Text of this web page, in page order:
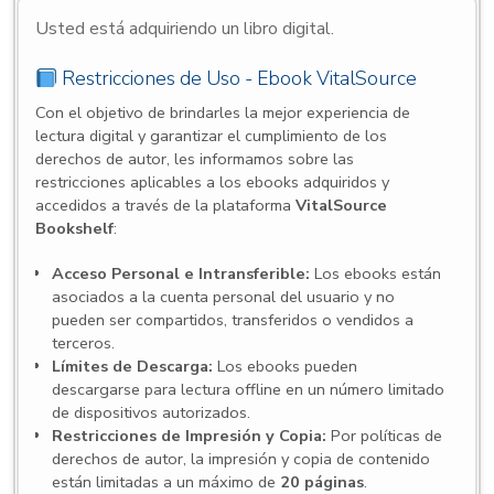
Usted está adquiriendo un libro digital.
Restricciones de Uso - Ebook VitalSource
Con el objetivo de brindarles la mejor experiencia de
lectura digital y garantizar el cumplimiento de los
derechos de autor, les informamos sobre las
restricciones aplicables a los ebooks adquiridos y
accedidos a través de la plataforma VitalSource
Bookshelf:
Acceso Personal e Intransferible: Los ebooks están
asociados a la cuenta personal del usuario y no
pueden ser compartidos, transferidos o vendidos a
terceros.
Límites de Descarga: Los ebooks pueden
descargarse para lectura offline en un número limitado
de dispositivos autorizados.
Restricciones de Impresión y Copia: Por políticas de
derechos de autor, la impresión y copia de contenido
están limitadas a un máximo de 20 páginas.